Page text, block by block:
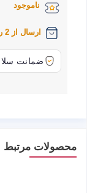
ناموجود
ارسال از 2 روز کاری بعد
ضمانت
محصولات مرتبط